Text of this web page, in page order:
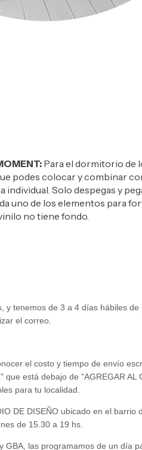
Para el dormitorio de
podes colocar y combinar
Solo despegas y
uno de los elementos para
no tiene fondo.
y tenemos de 3 a 4 días hábiles
el correo.
el costo y tiempo de envío
que está debajo de "AGREGAR AL
para tu localidad.
DE DISEÑO ubicado en el barrio
de 15.30 a 19 hs.
GBA, las programamos de un día